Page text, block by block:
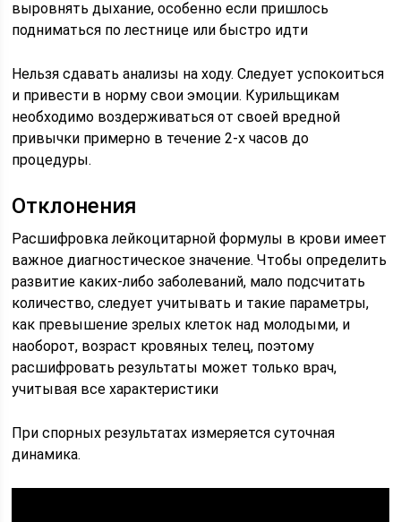
выровнять дыхание, особенно если пришлось
подниматься по лестнице или быстро идти
Нельзя сдавать анализы на ходу. Следует успокоиться
и привести в норму свои эмоции. Курильщикам
необходимо воздерживаться от своей вредной
привычки примерно в течение 2-х часов до
процедуры.
Отклонения
Расшифровка лейкоцитарной формулы в крови имеет
важное диагностическое значение. Чтобы определить
развитие каких-либо заболеваний, мало подсчитать
количество, следует учитывать и такие параметры,
как превышение зрелых клеток над молодыми, и
наоборот, возраст кровяных телец, поэтому
расшифровать результаты может только врач,
учитывая все характеристики
При спорных результатах измеряется суточная
динамика.